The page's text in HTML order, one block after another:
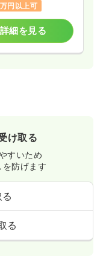
円以上可
詳細を見る
け取る
すいため
を防げます
る